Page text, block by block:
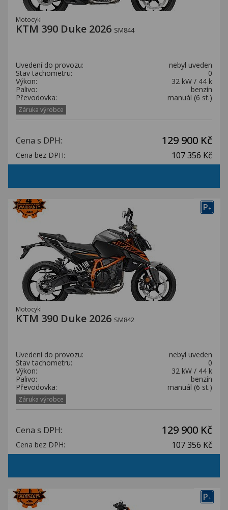
Motocykl
KTM 390 Duke 2026 SM844
Uvedení do provozu:
nebyl uveden
Stav tachometru:
0
Výkon:
32 kW / 44 k
Palivo:
benzín
Převodovka:
manuál (6 st.)
Záruka výrobce
Cena s DPH: 129 900 Kč
Cena bez DPH: 107 356 Kč
P+
Motocykl
KTM 390 Duke 2026 SM842
Uvedení do provozu:
nebyl uveden
Stav tachometru:
0
Výkon:
32 kW / 44 k
Palivo:
benzín
Převodovka:
manuál (6 st.)
Záruka výrobce
Cena s DPH: 129 900 Kč
Cena bez DPH: 107 356 Kč
P+